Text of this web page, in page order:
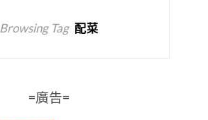
Browsing Tag 配菜
=廣告=